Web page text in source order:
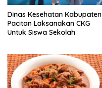
Dinas Kesehatan Kabupaten
Pacitan Laksanakan CKG
Untuk Siswa Sekolah